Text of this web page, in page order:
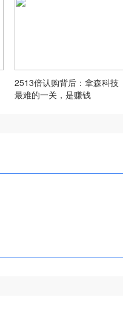
2513倍认购背后：拿森科技
最难的一关，是赚钱